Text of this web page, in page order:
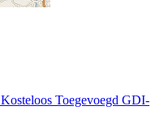
Kosteloos Toegevoegd GDI-